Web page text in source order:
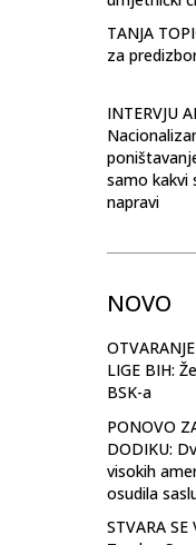
TANJA
za
INTERVJU
samo kakvi
napravi
NOVO
LIGE BIH:
BSK-a
PONOVO
DODIKU:
visokih
osudila
STVARA SE